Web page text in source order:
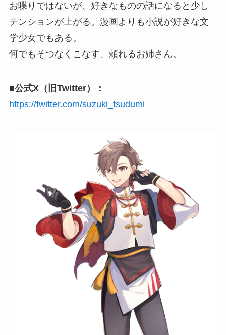
お喋りではないが、好きなものの話になると少し
テンションが上がる。漫画よりも小説が好きな文
学少女でもある。
何でもそつなくこなす、頼れるお姉さん。
■公式X（旧Twitter）：
https://twitter.com/suzuki_tsudumi